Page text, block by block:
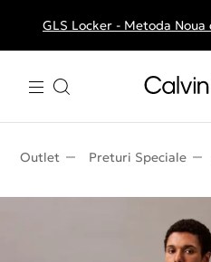
Livrare gratuita la
GLS Locker - Metoda
Outlet Preturi Speciale